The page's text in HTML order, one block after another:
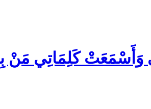
وَأَسْمَعَتْ كَلِمَاتِي